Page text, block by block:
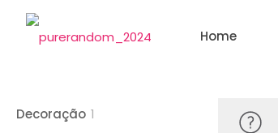
Home
Decoração 1